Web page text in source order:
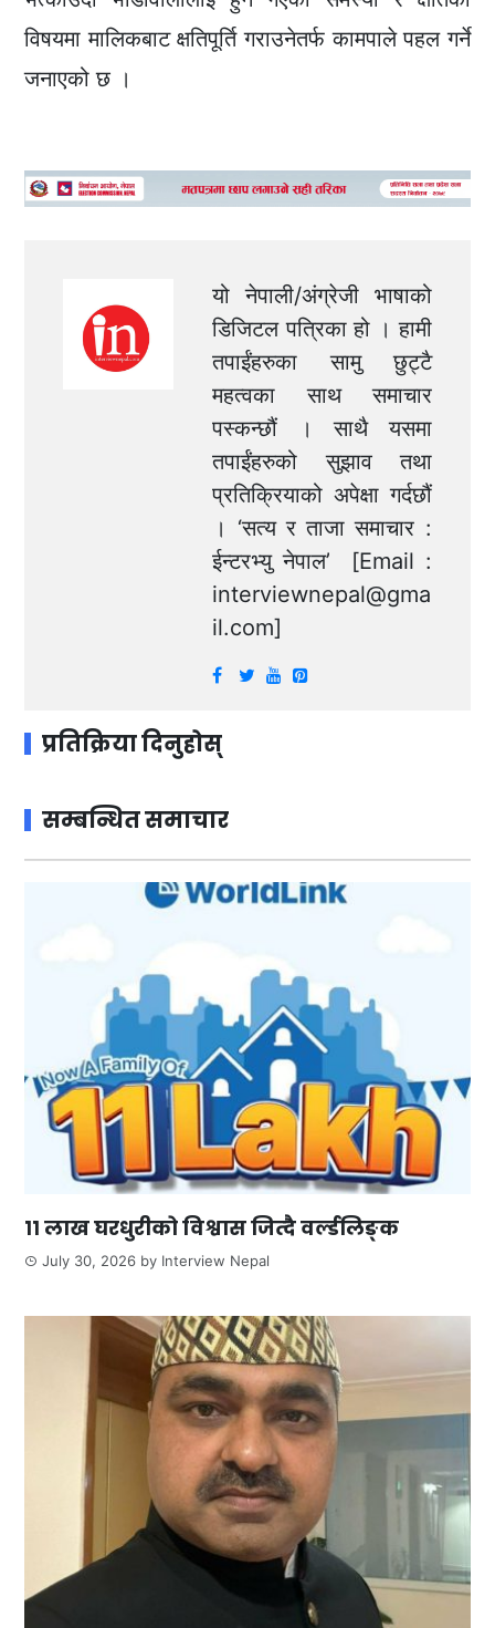
विषयमा मालिकबाट क्षतिपूर्ति गराउनेतर्फ कामपाले पहल गर्ने
जनाएको छ ।
यो नेपाली/अंग्रेजी भाषाको
डिजिटल पत्रिका हो । हामी
तपाईंहरुका सामु छुट्टै
महत्वका साथ समाचार
पस्कन्छौं । साथै यसमा
तपाईंहरुको सुझाव तथा
प्रतिक्रियाको अपेक्षा गर्दछौं
। ‘सत्य र ताजा समाचार :
ईन्टरभ्यु नेपाल’ [Email :
interviewnepal@gma
il.com]
प्रतिक्रिया दिनुहोस्
सम्बन्धित समाचार
११ लाख घरधुरीको विश्वास जित्दै वर्ल्डलिङ्क
July 30, 2026 by Interview Nepal